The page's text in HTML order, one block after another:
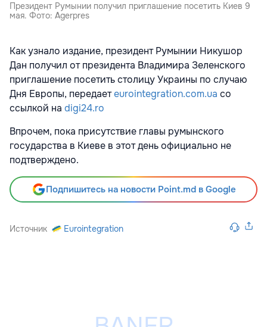
Президент Румынии получил приглашение посетить Киев 9
мая. Фото: Agerpres
Как узнало издание, президент Румынии Никушор
Дан получил от президента Владимира Зеленского
приглашение посетить столицу Украины по случаю
Дня Европы, передаетeurointegration.com.ua со
ссылкой на digi24.ro
Впрочем, пока присутствие главы румынского
государства в Киеве в этот день официально не
подтверждено.
Подпишитесь на новости Point.md в Google
Источник Eurointegration